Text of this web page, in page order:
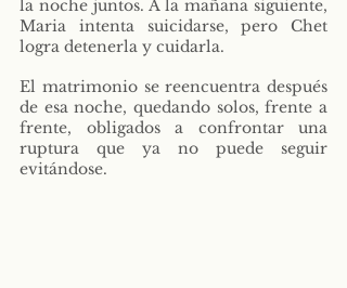
la noche juntos. A la mañana siguiente,
Maria intenta suicidarse, pero Chet
logra detenerla y cuidarla.
El matrimonio se reencuentra después
de esa noche, quedando solos, frente a
frente, obligados a confrontar una
ruptura que ya no puede seguir
evitándose.